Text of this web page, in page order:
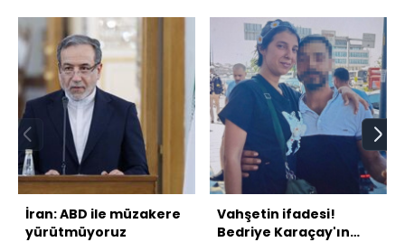
İran: ABD ile müzakere
yürütmüyoruz
Vahşetin ifadesi!
Bedriye Karaçay'ın